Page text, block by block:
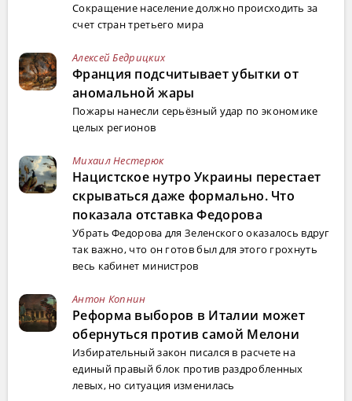
Сокращение население должно происходить за
счет стран третьего мира
Алексей Бедрицких
Франция подсчитывает убытки от
аномальной жары
Пожары нанесли серьёзный удар по экономике
целых регионов
Михаил Нестерюк
Нацистское нутро Украины перестает
скрываться даже формально. Что
показала отставка Федорова
Убрать Федорова для Зеленского оказалось вдруг
так важно, что он готов был для этого грохнуть
весь кабинет министров
Антон Копнин
Реформа выборов в Италии может
обернуться против самой Мелони
Избирательный закон писался в расчете на
единый правый блок против раздробленных
левых, но ситуация изменилась